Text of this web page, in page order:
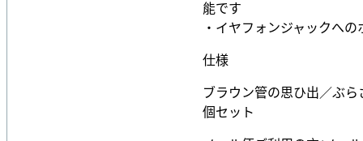
能です
・イヤフォンジャックへ
仕様
ブラウン管の思ひ出／ぶ
個セット